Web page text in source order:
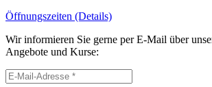
Öffnungszeiten (Details)
Wir informieren Sie gerne per E-Mail über
Angebote und Kurse: